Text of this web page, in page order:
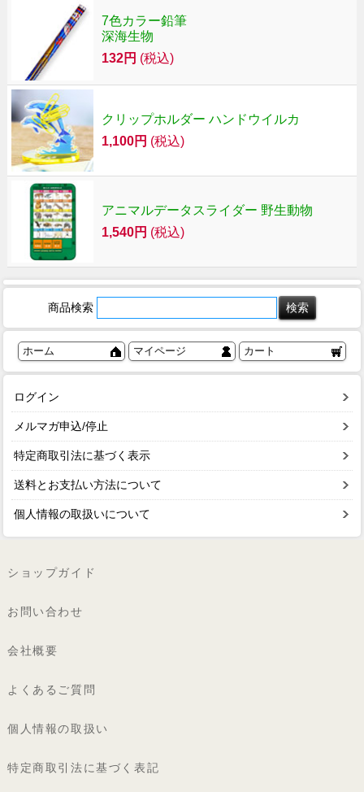
7色カラー鉛筆
深海生物
132円 (税込)
クリップホルダー ハンドウイルカ
1,100円 (税込)
アニマルデータスライダー 野生動物
1,540円 (税込)
商品検索
ホーム マイページ カート
ログイン
メルマガ申込/停止
特定商取引法に基づく表示
送料とお支払い方法について
個人情報の取扱いについて
ショップガイド
お問い合わせ
会社概要
よくあるご質問
個人情報の取扱い
特定商取引法に基づく表記